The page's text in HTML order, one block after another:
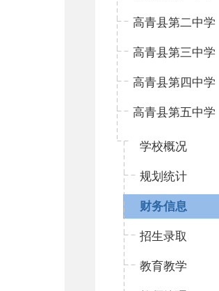
高青县第二中学
高青县第三中学
高青县第四中学
高青县第五中学
学校概况
规划统计
财务信息
招生录取
教育教学